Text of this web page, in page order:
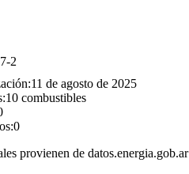
2
11 de agosto de 2025
10 combustibles
0
provienen de datos.energia.gob.ar